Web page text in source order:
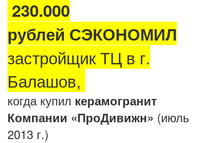
230.000
рублей СЭКОНОМИЛ
застройщик ТЦ в г.
Балашов,
когда купил керамогранит
Компании «ПроДивижн» (июль
2013 г.)